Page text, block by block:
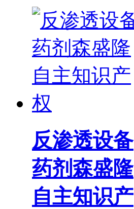
反渗透设备
药剂森盛隆
自主知识产